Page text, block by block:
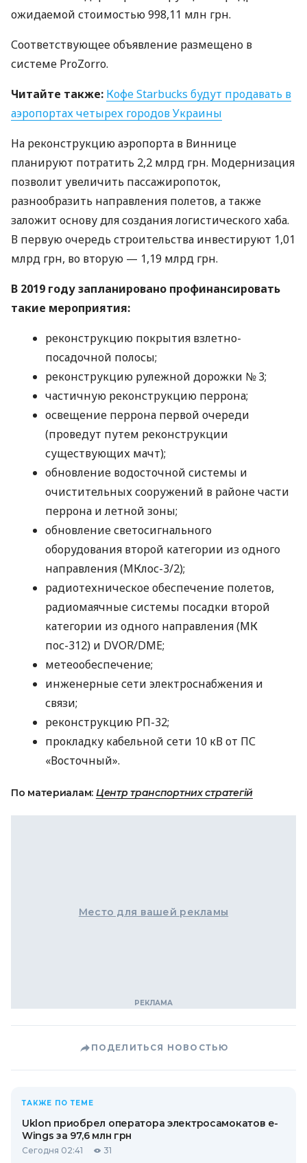
ожидаемой стоимостью 998,11 млн грн.
Соответствующее объявление размещено в
системе ProZorro.
Читайте также: Кофе Starbucks будут продавать в
аэропортах четырех городов Украины
На реконструкцию аэропорта в Виннице
планируют потратить 2,2 млрд грн. Модернизация
позволит увеличить пассажиропоток,
разнообразить направления полетов, а также
заложит основу для создания логистического хаба.
В первую очередь строительства инвестируют 1,01
млрд грн, во вторую — 1,19 млрд грн.
В 2019 году запланировано профинансировать
такие мероприятия:
реконструкцию покрытия взлетно-
посадочной полосы;
реконструкцию рулежной дорожки № 3;
частичную реконструкцию перрона;
освещение перрона первой очереди
(проведут путем реконструкции
существующих мачт);
обновление водосточной системы и
очистительных сооружений в районе части
перрона и летной зоны;
обновление светосигнального
оборудования второй категории из одного
направления (МКлос-3/2);
радиотехническое обеспечение полетов,
радиомаячные системы посадки второй
категории из одного направления (МК
пос-312) и DVOR/DME;
метеообеспечение;
инженерные сети электроснабжения и
связи;
реконструкцию РП-32;
прокладку кабельной сети 10 кВ от ПС
«Восточный».
По материалам: Центр транспортних стратегій
Место для вашей рекламы
ПОДЕЛИТЬСЯ НОВОСТЬЮ
ТАКЖЕ ПО ТЕМЕ
Uklon приобрел оператора электросамокатов e-
Wings за 97,6 млн грн
Сегодня 02:41 31